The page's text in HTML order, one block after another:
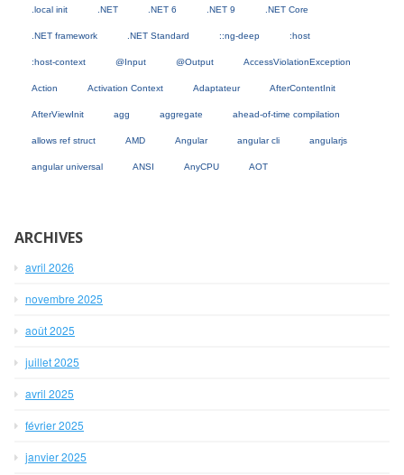
.local init .NET .NET 6 .NET 9 .NET Core
.NET framework .NET Standard ::ng-deep :host
:host-context @Input @Output AccessViolationException
Action Activation Context Adaptateur AfterContentInit
AfterViewInit agg aggregate ahead-of-time compilation
allows ref struct AMD Angular angular cli angularjs
angular universal ANSI AnyCPU AOT
ARCHIVES
avril 2026
novembre 2025
août 2025
juillet 2025
avril 2025
février 2025
janvier 2025